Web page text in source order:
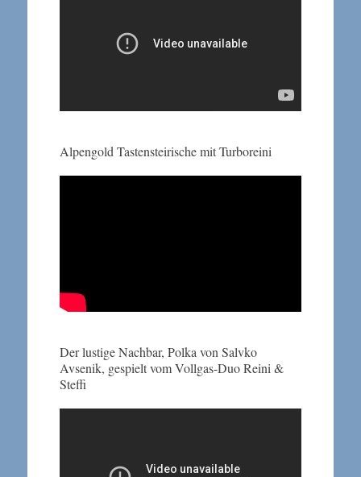
Alpengold Tastensteirische mit Turboreini
Der lustige Nachbar, Polka von Salvko
Avsenik, gespielt vom Vollgas-Duo Reini &
Steffi